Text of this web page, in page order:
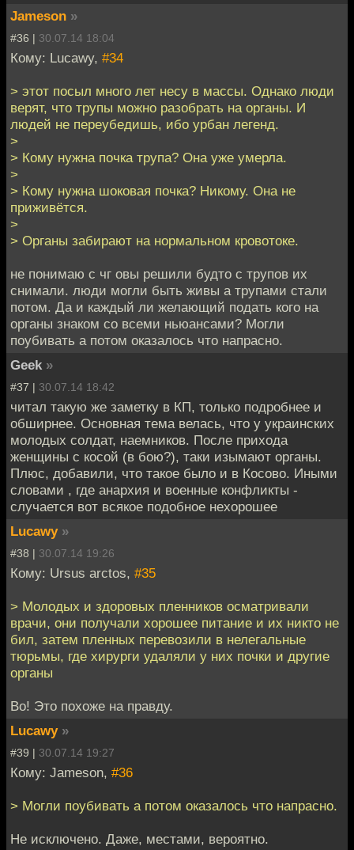
Jameson »
#36 | 30.07.14 18:04
Кому: Lucawy, #34
> этот посыл много лет несу в массы. Однако люди
верят, что трупы можно разобрать на органы. И
людей не переубедишь, ибо урбан легенд.
>
> Кому нужна почка трупа? Она уже умерла.
>
> Кому нужна шоковая почка? Никому. Она не
приживётся.
>
> Органы забирают на нормальном кровотоке.
не понимаю с чг овы решили будто с трупов их
снимали. люди могли быть живы а трупами стали
потом. Да и каждый ли желающий подать кого на
органы знаком со всеми ньюансами? Могли
поубивать а потом оказалось что напрасно.
Geek »
#37 | 30.07.14 18:42
читал такую же заметку в КП, только подробнее и
обширнее. Основная тема велась, что у украинских
молодых солдат, наемников. После прихода
женщины с косой (в бою?), таки изымают органы.
Плюс, добавили, что такое было и в Косово. Иными
словами , где анархия и военные конфликты -
случается вот всякое подобное нехорошее
Lucawy »
#38 | 30.07.14 19:26
Кому: Ursus arctos, #35
> Молодых и здоровых пленников осматривали
врачи, они получали хорошее питание и их никто не
бил, затем пленных перевозили в нелегальные
тюрьмы, где хирурги удаляли у них почки и другие
органы
Во! Это похоже на правду.
Lucawy »
#39 | 30.07.14 19:27
Кому: Jameson, #36
> Могли поубивать а потом оказалось что напрасно.
Не исключено. Даже, местами, вероятно.